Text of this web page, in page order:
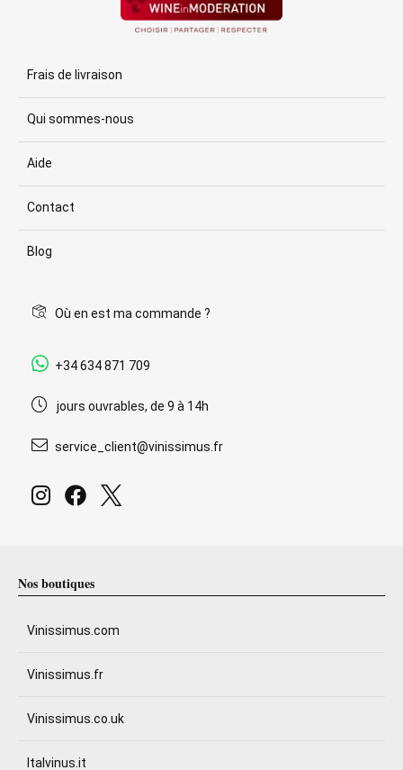
Frais de livraison
Qui sommes-nous
Aide
Contact
Blog
Où en est ma commande ?
+34 634 871 709
jours ouvrables, de 9 à 14h
service_client@vinissimus.fr
Nos boutiques
Vinissimus.com
Vinissimus.fr
Vinissimus.co.uk
Italvinus.it